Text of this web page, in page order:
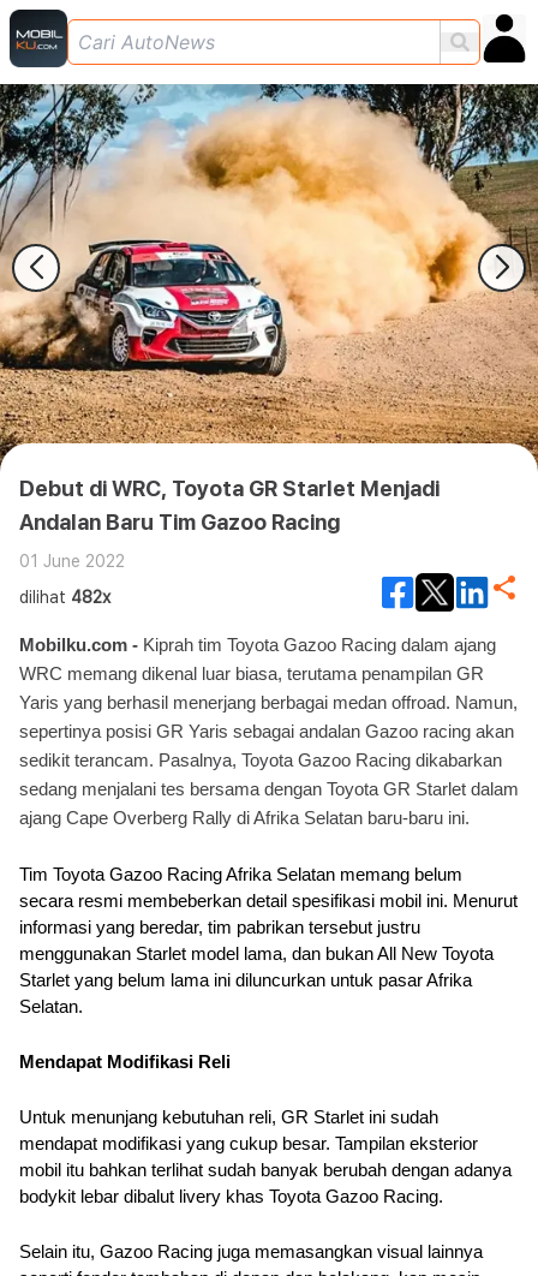
Debut di WRC, Toyota GR Starlet Menjadi
Andalan Baru Tim Gazoo Racing
01 June 2022
dilihat 482x
Mobilku.com - Kiprah tim Toyota Gazoo Racing dalam ajang
WRC memang dikenal luar biasa, terutama penampilan GR
Yaris yang berhasil menerjang berbagai medan offroad. Namun,
sepertinya posisi GR Yaris sebagai andalan Gazoo racing akan
sedikit terancam. Pasalnya, Toyota Gazoo Racing dikabarkan
sedang menjalani tes bersama dengan Toyota GR Starlet dalam
ajang Cape Overberg Rally di Afrika Selatan baru-baru ini.
Tim Toyota Gazoo Racing Afrika Selatan memang belum
secara resmi membeberkan detail spesifikasi mobil ini. Menurut
informasi yang beredar, tim pabrikan tersebut justru
menggunakan Starlet model lama, dan bukan All New Toyota
Starlet yang belum lama ini diluncurkan untuk pasar Afrika
Selatan.
Mendapat Modifikasi Reli
Untuk menunjang kebutuhan reli, GR Starlet ini sudah
mendapat modifikasi yang cukup besar. Tampilan eksterior
mobil itu bahkan terlihat sudah banyak berubah dengan adanya
bodykit lebar dibalut livery khas Toyota Gazoo Racing.
Selain itu, Gazoo Racing juga memasangkan visual lainnya